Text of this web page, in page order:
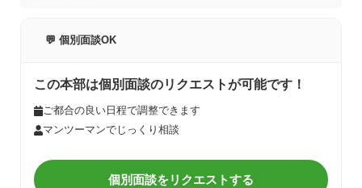
💬 個別面談OK
この本部は個別面談のリクエストが可能です！
ご都合の良い日程で調整できます
マンツーマンでじっくり相談
個別面談をリクエストする